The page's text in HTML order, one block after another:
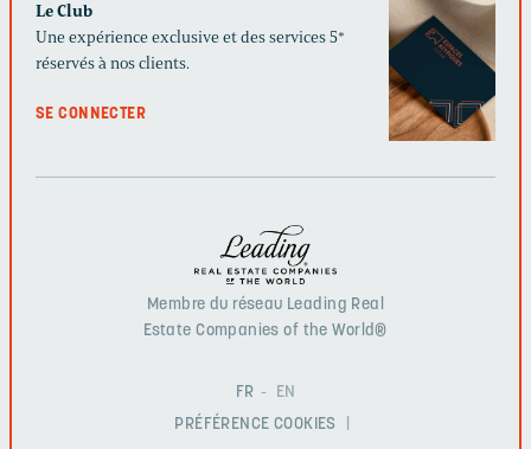
Le Club
Une expérience exclusive et des services 5*
réservés à nos clients.
SE CONNECTER
Membre du réseau Leading Real
Estate Companies of the World®
FR
EN
PRÉFÉRENCE COOKIES